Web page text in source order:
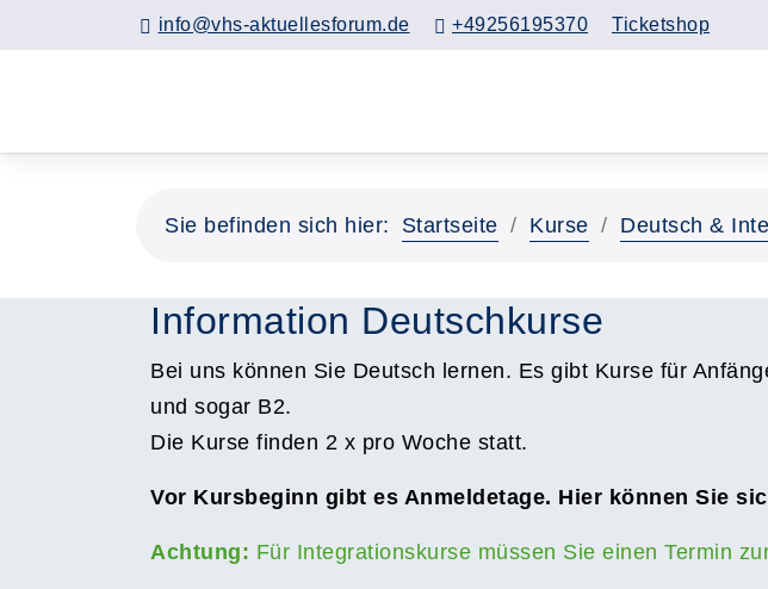
info@vhs-aktuellesforum.de +49256195370 Ticketshop
Sie befinden sich hier: Startseite Kurse Deutsch &
Information Deutschkurse
Bei uns können Sie Deutsch lernen. Es gibt Kurse für
und sogar B2.
Die Kurse finden 2 x pro Woche statt.
Vor Kursbeginn gibt es Anmeldetage. Hier können Sie
Achtung: Für Integrationskurse müssen Sie einen Termin